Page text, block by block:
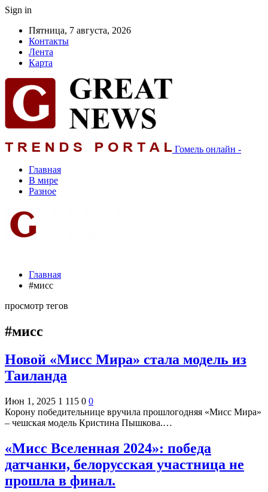
Sign in
Пятница, 7 августа, 2026
Контакты
Лента
Карта
Гомель онлайн -
Главная
В мире
Разное
Главная
#мисс
просмотр тегов
#мисс
Новой «Мисс Мира» стала модель из
Таиланда
Июн 1, 2025 1 115 0 0
Корону победительнице вручила прошлогодняя «Мисс Мира»
– чешская модель Кристина Пышкова.…
«Мисс Вселенная 2024»: победа
датчанки, белорусская участница не
прошла в финал.